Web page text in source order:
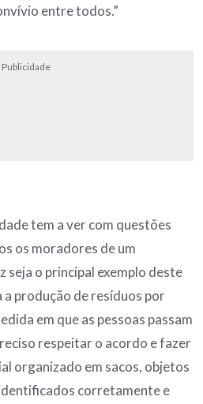
entre todos.”
Publicidade
tem a ver com questões
os moradores de um
seja o principal exemplo deste
a produção de resíduos por
em que as pessoas passam
respeitar o acordo e fazer
organizado em sacos, objetos
corretamente e